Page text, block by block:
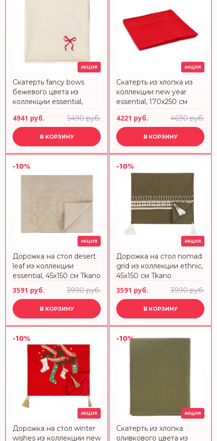
АКЦИЯ
Скатерть fancy bows
бежевого цвета из
коллекции essential,
4941 руб. 5490 руб.
В КОРЗИНУ
АКЦИЯ
Скатерть из хлопка из
коллекции new year
essential, 170х250 см
4221 руб. 4690 руб.
В КОРЗИНУ
-10%
АКЦИЯ
Дорожка на стол desert
leaf из коллекции
essential, 45х150 см Tkano
3591 руб. 3990 руб.
В КОРЗИНУ
-10%
АКЦИЯ
Дорожка на стол nomad
grid из коллекции ethnic,
45х150 см Tkano
3591 руб. 3990 руб.
В КОРЗИНУ
-10%
АКЦИЯ
Дорожка на стол winter
wishes из коллекции new
-10%
АКЦИЯ
Скатерть из хлопка
оливкового цвета из